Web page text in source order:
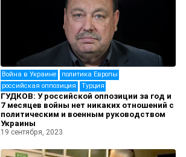
Война в Украине
политика Европы
российская оппозиция
Турция
ГУДКОВ: У российской оппозиции за год и
7 месяцев войны нет никаких отношений с
политическим и военным руководством
Украины
19 сентября, 2023